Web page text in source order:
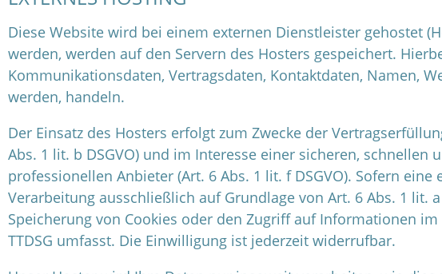
Diese Website wird bei einem externen Dienstleister gehostet
werden, werden auf den Servern des Hosters gespeichert.
Kommunikationsdaten, Vertragsdaten, Kontaktdaten, Namen,
werden, handeln.
Der Einsatz des Hosters erfolgt zum Zwecke der
Abs. 1 lit. b DSGVO) und im Interesse einer sicheren,
professionellen Anbieter (Art. 6 Abs. 1 lit. f DSGVO). Sofern
Verarbeitung ausschließlich auf Grundlage von Art. 6 Abs. 1 lit.
Speicherung von Cookies oder den Zugriff auf Informationen
TTDSG umfasst. Die Einwilligung ist jederzeit widerrufbar.